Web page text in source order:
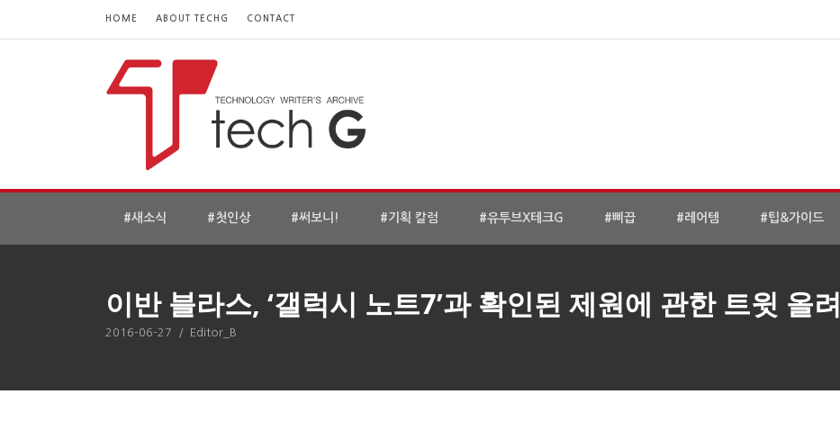
HOME ABOUT TECHG CONTACT
#새소식 #첫인상 #써보니! #기획 칼럼 #유투브X테크G #삐끕 #레어템 #팁&가이드
이반 블라스, ‘갤럭시 노트7’과 확인된 제원에 관한 트윗 올려
2016-06-27 / Editor_B